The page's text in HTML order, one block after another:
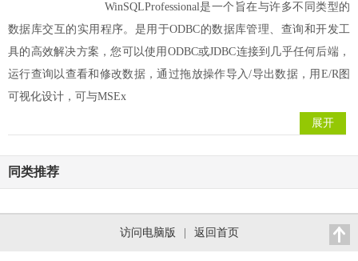
WinSQLProfessional是一个旨在与许多不同类型的
数据库交互的实用程序。是用于ODBC的数据库管理、查询和开发工
具的高效解决方案，您可以使用ODBC或JDBC连接到几乎任何后端，
运行查询以查看和修改数据，通过拖放操作导入/导出数据，用E/R图
可视化设计，可与MSEx
展开
同类推荐
访问电脑版 返回首页